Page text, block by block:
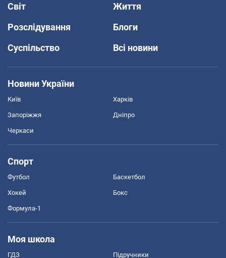
Світ
Життя
Розслідування
Блоги
Суспільство
Всі новини
Новини України
Київ Харків
Запоріжжя Дніпро
Черкаси
Спорт
Футбол Баскетбол
Хокей Бокс
Формула-1
Моя школа
ГДЗ Підручники